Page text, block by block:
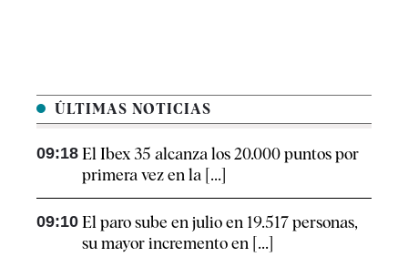
ÚLTIMAS NOTICIAS
09:18 El Ibex 35 alcanza los 20.000 puntos por
primera vez en la [...]
09:10 El paro sube en julio en 19.517 personas,
su mayor incremento en [...]